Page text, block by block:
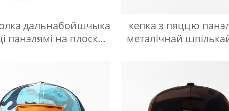
дальнабойшчыка
панэлямі на плоскай
кепка з пяццю
металічнай